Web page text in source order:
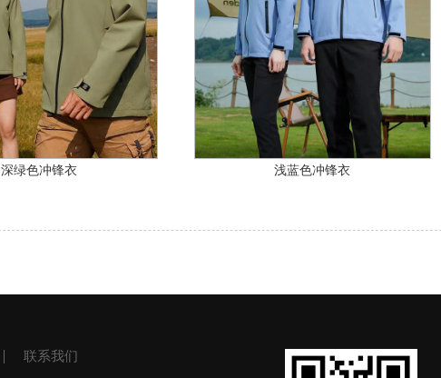
深绿色冲锋衣 浅蓝色冲锋衣
联系我们